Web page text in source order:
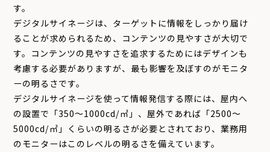
す。
デジタルサイネージは、ターゲットに情報をしっかり届け
ることが求められるため、コンテンツの見やすさが大切で
す。コンテンツの見やすさを追求するためにはデザインも
考慮する必要がありますが、最も影響を及ぼすのがモニタ
ーの明るさです。
デジタルサイネージを使って情報発信する際には、屋内へ
の設置で「350～1000cd/㎡」、屋外であれば「2500～
5000cd/㎡」くらいの明るさが必要とされており、業務用
のモニターはこのレベルの明るさを備えています。